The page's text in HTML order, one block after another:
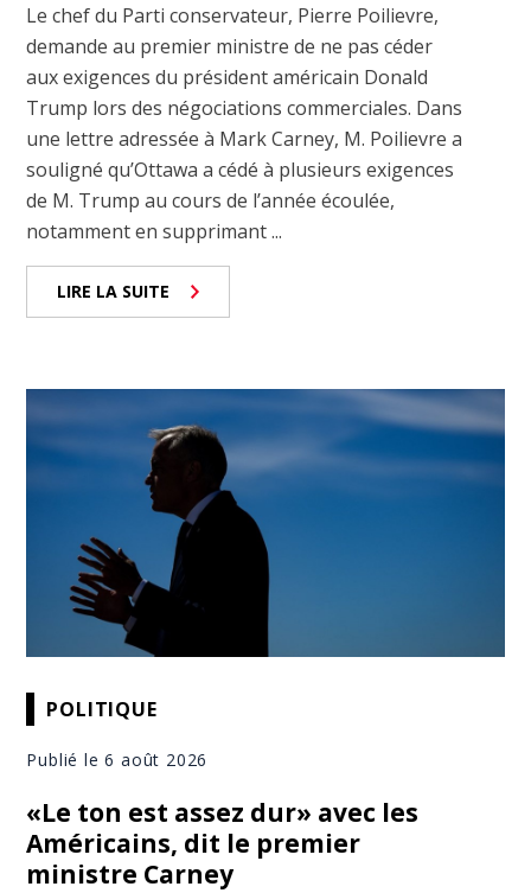
Le chef du Parti conservateur, Pierre Poilievre,
demande au premier ministre de ne pas céder
aux exigences du président américain Donald
Trump lors des négociations commerciales. Dans
une lettre adressée à Mark Carney, M. Poilievre a
souligné qu’Ottawa a cédé à plusieurs exigences
de M. Trump au cours de l’année écoulée,
notamment en supprimant ...
LIRE LA SUITE
POLITIQUE
Publié le 6 août 2026
«Le ton est assez dur» avec les
Américains, dit le premier
ministre Carney